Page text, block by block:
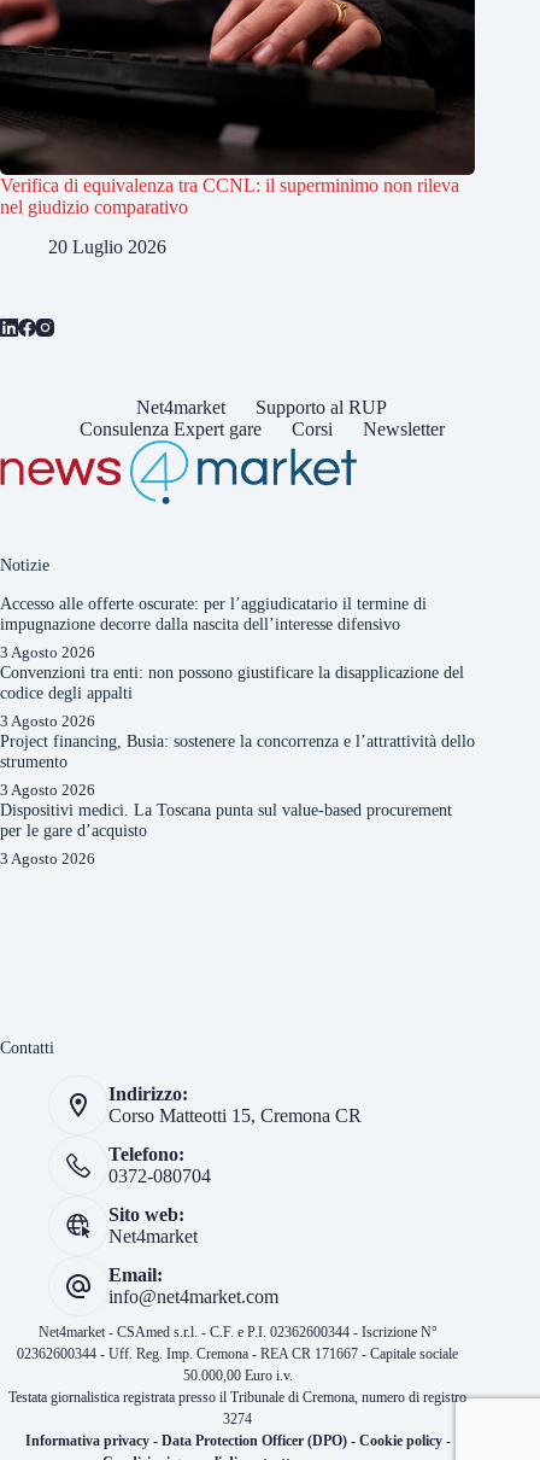
Verifica di equivalenza tra CCNL: il superminimo non rileva
nel giudizio comparativo
20 Luglio 2026
Net4market
Supporto al RUP
Consulenza Expert gare
Corsi Newsletter
Notizie
Accesso alle offerte oscurate: per l’aggiudicatario il termine di
impugnazione decorre dalla nascita dell’interesse difensivo
3 Agosto 2026
Convenzioni tra enti: non possono giustificare la disapplicazione del
codice degli appalti
3 Agosto 2026
Project financing, Busia: sostenere la concorrenza e l’attrattività dello
strumento
3 Agosto 2026
Dispositivi medici. La Toscana punta sul value-based procurement
per le gare d’acquisto
3 Agosto 2026
Contatti
Indirizzo:
Corso Matteotti 15, Cremona CR
Telefono:
0372-080704
Sito web:
Net4market
Email:
info@net4market.com
Net4market - CSAmed s.r.l. - C.F. e P.I. 02362600344 - Iscrizione N°
02362600344 - Uff. Reg. Imp. Cremona - REA CR 171667 - Capitale sociale
50.000,00 Euro i.v.
Testata giornalistica registrata presso il Tribunale di Cremona, numero di registro
3274
Informativa privacy- Data Protection Officer (DPO)- Cookie policy-